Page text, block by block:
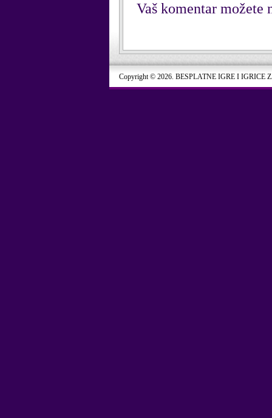
Vaš komentar možete
Copyright © 2026. BESPLATNE IGRE I IGRICE